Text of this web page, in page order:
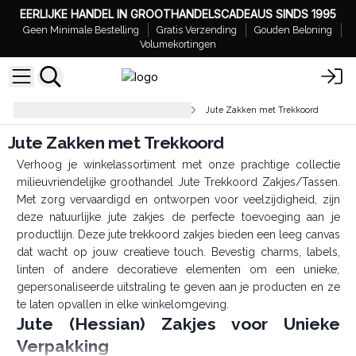
EERLIJKE HANDEL IN GROOTHANDELSCADEAUS SINDS 1995
Geen Minimale Bestelling Gratis Verzending
Gouden Beloning
Volumekortingen
Jute Zakken met Trekkoord
Jute Zakken met Trekkoord
Verhoog je winkelassortiment met onze prachtige collectie
milieuvriendelijke groothandel Jute Trekkoord Zakjes/Tassen.
Met zorg vervaardigd en ontworpen voor veelzijdigheid, zijn
deze natuurlijke jute zakjes de perfecte toevoeging aan je
productlijn. Deze jute trekkoord zakjes bieden een leeg canvas
dat wacht op jouw creatieve touch. Bevestig charms, labels,
linten of andere decoratieve elementen om een unieke,
gepersonaliseerde uitstraling te geven aan je producten en ze
te laten opvallen in elke winkelomgeving.
Jute (Hessian) Zakjes voor Unieke
Verpakking